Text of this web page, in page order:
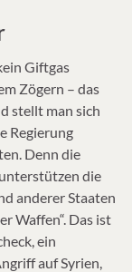
Giftgas
Zögern – das
stellt man sich
Regierung
Denn die
die
anderer Staaten
Waffen“. Das ist
ein
auf Syrien,